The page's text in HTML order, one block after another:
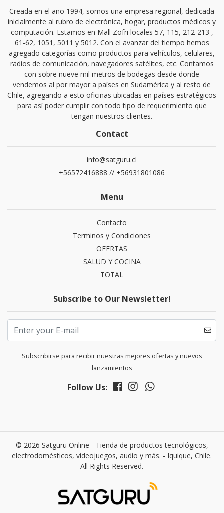
Creada en el año 1994, somos una empresa regional, dedicada
inicialmente al rubro de electrónica, hogar, productos médicos y
computación. Estamos en Mall Zofri locales 57, 115, 212-213 ,
61-62, 1051, 5011 y 5012. Con el avanzar del tiempo hemos
agregado categorías como productos para vehículos, celulares,
radios de comunicación, navegadores satélites, etc. Contamos
con sobre nueve mil metros de bodegas desde donde
vendemos al por mayor a países en Sudamérica y al resto de
Chile, agregando a esto oficinas ubicadas en países estratégicos
para así poder cumplir con todo tipo de requerimiento que
tengan nuestros clientes.
Contact
info@satguru.cl
+56572416888 // +56931801086
Menu
Contacto
Terminos y Condiciones
OFERTAS
SALUD Y COCINA
TOTAL
Subscribe to Our Newsletter!
Subscribirse para recibir nuestras mejores ofertas y nuevos
lanzamientos
Follow Us:
© 2026 Satguru Online - Tienda de productos tecnológicos,
electrodomésticos, videojuegos, audio y más. - Iquique, Chile.
All Rights Reserved.